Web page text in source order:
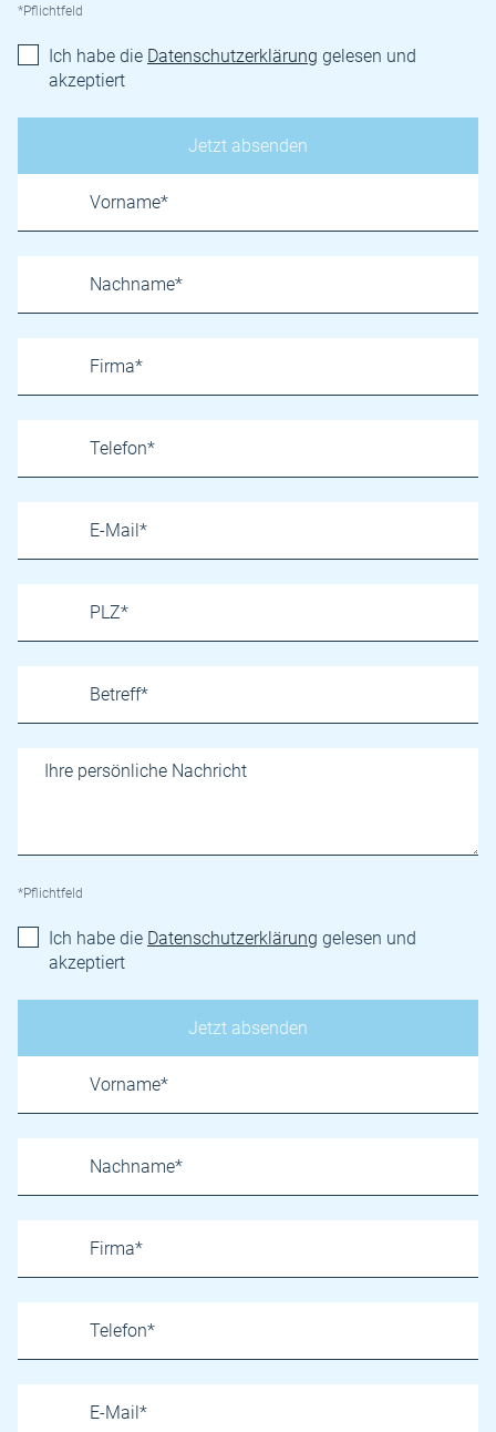
*Pflichtfeld
Ich habe die Datenschutzerklärung gelesen und
akzeptiert
*Pflichtfeld
Ich habe die Datenschutzerklärung gelesen und
akzeptiert